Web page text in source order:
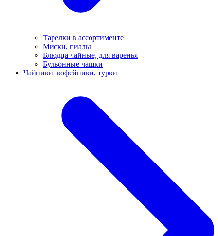
Тарелки в ассортименте
Миски, пиалы
Блюдца чайные, для варенья
Бульонные чашки
Чайники, кофейники, турки